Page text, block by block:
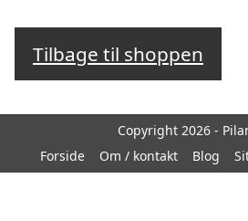
Tilbage til shoppen
Copyright 2026 -
Forside
Om / kontakt Blog